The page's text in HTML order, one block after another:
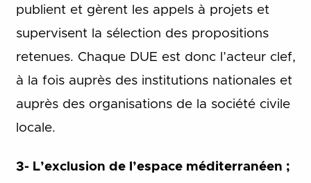
publient et gèrent les appels à projets et
supervisent la sélection des propositions
retenues. Chaque DUE est donc l’acteur clef,
à la fois auprès des institutions nationales et
auprès des organisations de la société civile
locale.
3- L’exclusion de l’espace méditerranéen ;